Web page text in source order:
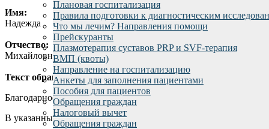
Плановая госпитализация
Правила подготовки к диагностическим
Что мы лечим? Направления помощи
Прейскуранты
Плазмотерапия суставов PRP и SVF-терапия
ВМП (квоты)
Направление на госпитализацию
Анкеты для заполнения пациентами
Пособия для пациентов
Обращения граждан
Налоговый вычет
Обращения граждан
Имя:
Надежда
Отчество:
Михайловна
Текст обращения:
Благодарность В июне 2021 г. находилась на лечении в 21
В указанный период выполнено эндопротезирование